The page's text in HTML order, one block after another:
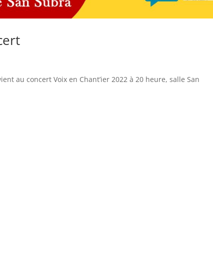
au concert Voix en Chant’ier 2022 à 20 heure, salle San